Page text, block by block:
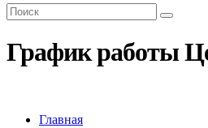
График работы
Главная